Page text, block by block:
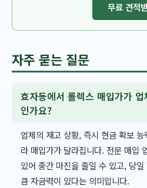
무료 견적
자주 묻는 질문
효자동에서 롤렉스 매입가가
인가요?
업체의 재고 상황, 즉시 현금 확보
라 매입가가 달라집니다. 전문 매입
있어 중간 마진을 줄일 수 있고, 당
큼 자금력이 있다는 의미입니다.